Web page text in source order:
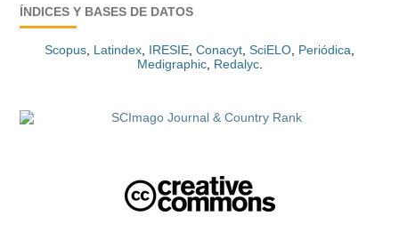
ÍNDICES Y BASES DE DATOS
Scopus Latindex IRESIE Conacyt SciELO Periódica
Medigraphic, Redalyc.